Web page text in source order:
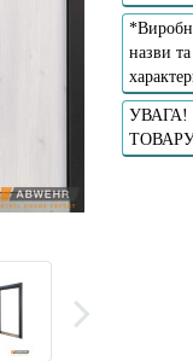
назви
УВАГА!